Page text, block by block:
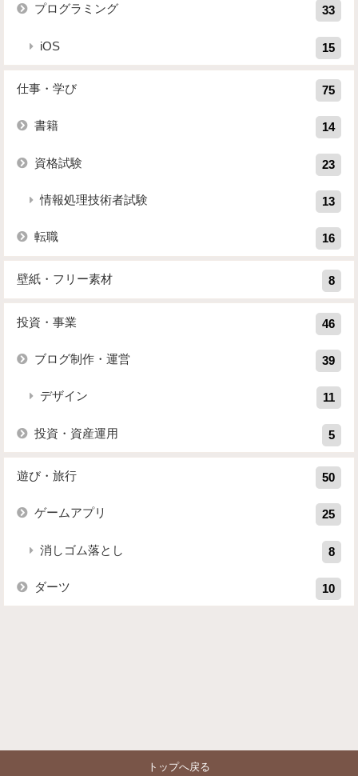
プログラミング 33
iOS 15
仕事・学び 75
書籍 14
資格試験 23
情報処理技術者試験 13
転職 16
壁紙・フリー素材 8
投資・事業 46
ブログ制作・運営 39
デザイン 11
投資・資産運用 5
遊び・旅行 50
ゲームアプリ 25
消しゴム落とし 8
ダーツ 10
トップへ戻る